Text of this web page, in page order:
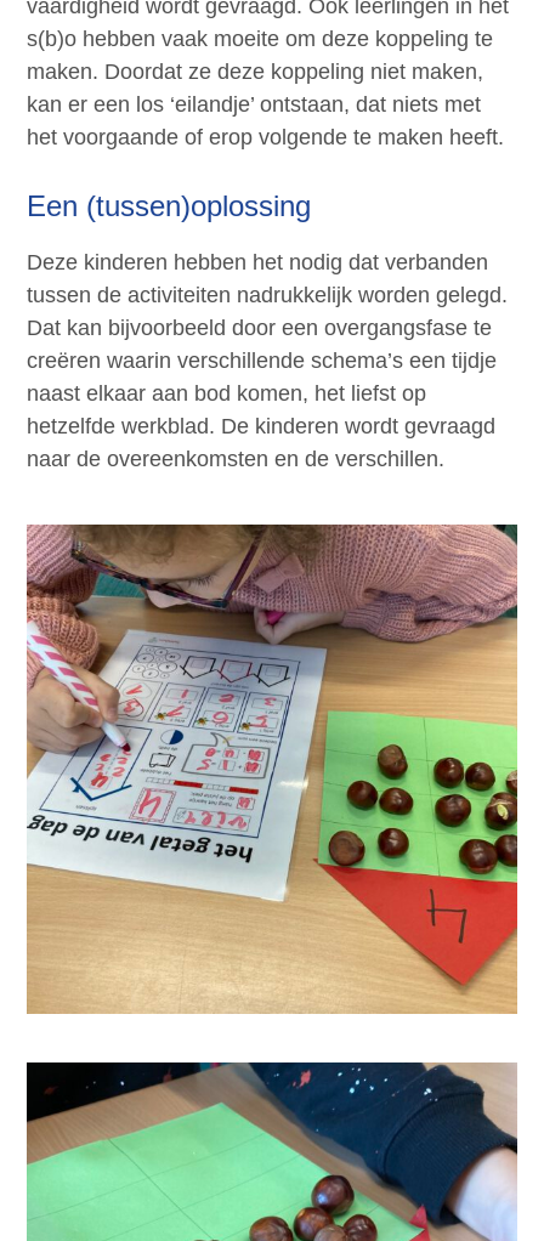
vaardigheid wordt gevraagd. Ook leerlingen in het
s(b)o hebben vaak moeite om deze koppeling te
maken. Doordat ze deze koppeling niet maken,
kan er een los ‘eilandje’ ontstaan, dat niets met
het voorgaande of erop volgende te maken heeft.
Een (tussen)oplossing
Deze kinderen hebben het nodig dat verbanden
tussen de activiteiten nadrukkelijk worden gelegd.
Dat kan bijvoorbeeld door een overgangsfase te
creëren waarin verschillende schema’s een tijdje
naast elkaar aan bod komen, het liefst op
hetzelfde werkblad. De kinderen wordt gevraagd
naar de overeenkomsten en de verschillen.